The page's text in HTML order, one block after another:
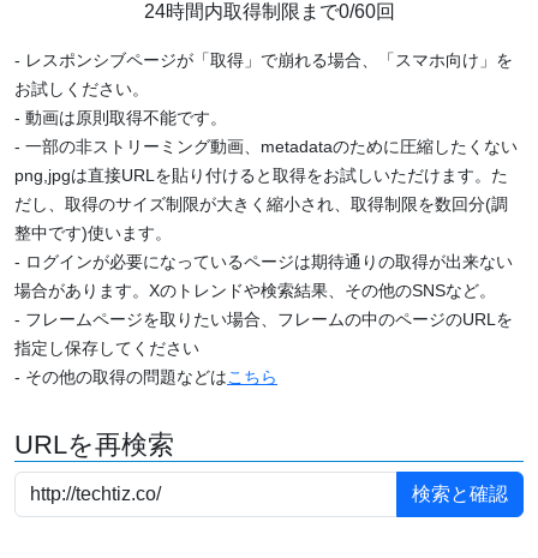
24時間内取得制限まで0/60回
- レスポンシブページが「取得」で崩れる場合、「スマホ向け」を
お試しください。
- 動画は原則取得不能です。
- 一部の非ストリーミング動画、metadataのために圧縮したくない
png,jpgは直接URLを貼り付けると取得をお試しいただけます。た
だし、取得のサイズ制限が大きく縮小され、取得制限を数回分(調
整中です)使います。
- ログインが必要になっているページは期待通りの取得が出来ない
場合があります。Xのトレンドや検索結果、その他のSNSなど。
- フレームページを取りたい場合、フレームの中のページのURLを
指定し保存してください
- その他の取得の問題などはこちら
URLを再検索